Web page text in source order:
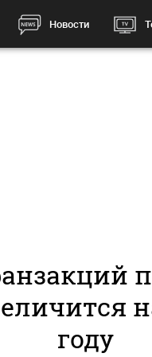
Новости
году